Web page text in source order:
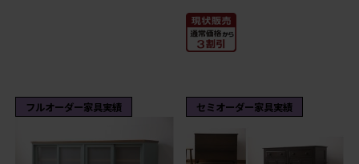
フルオーダー家具実績 セミオーダー家具実績